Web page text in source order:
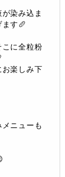
染み込ま
す🥖
こに全粒粉
お楽しみ下
ニューも